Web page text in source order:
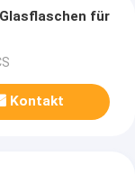
für
Kontakt